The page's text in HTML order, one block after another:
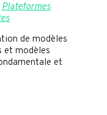
Plateformes
de modèles
et modèles
et